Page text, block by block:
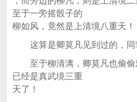
至于一旁摇骰子的
柳如风，竟然是上清境八重天！
这算是卿莫凡见到过的，同
至于柳清漓，卿莫凡也偷偷
已经是真武境三重
天了！